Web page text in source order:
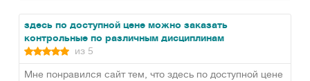
здесь по доступной цене можно заказать
контрольные по различным дисциплинам
из 5
Мне понравился сайт тем, что здесь по доступной цене